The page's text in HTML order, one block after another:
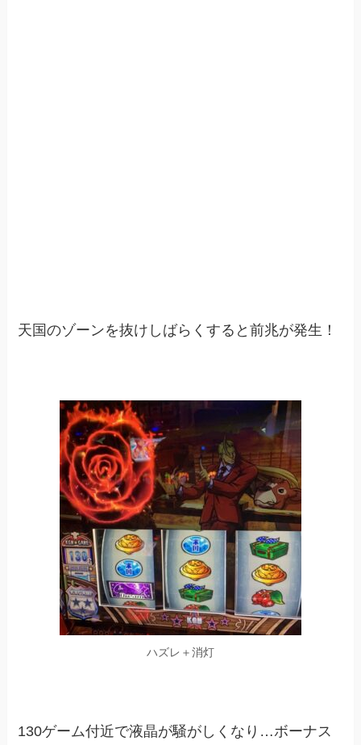
天国のゾーンを抜けしばらくすると前兆が発生！
ハズレ＋消灯
130ゲーム付近で液晶が騒がしくなり…ボーナス